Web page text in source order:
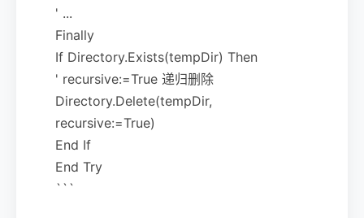
' ...
Finally
If Directory.Exists(tempDir) Then
' recursive:=True 递归删除
Directory.Delete(tempDir,
recursive:=True)
End If
End Try
```